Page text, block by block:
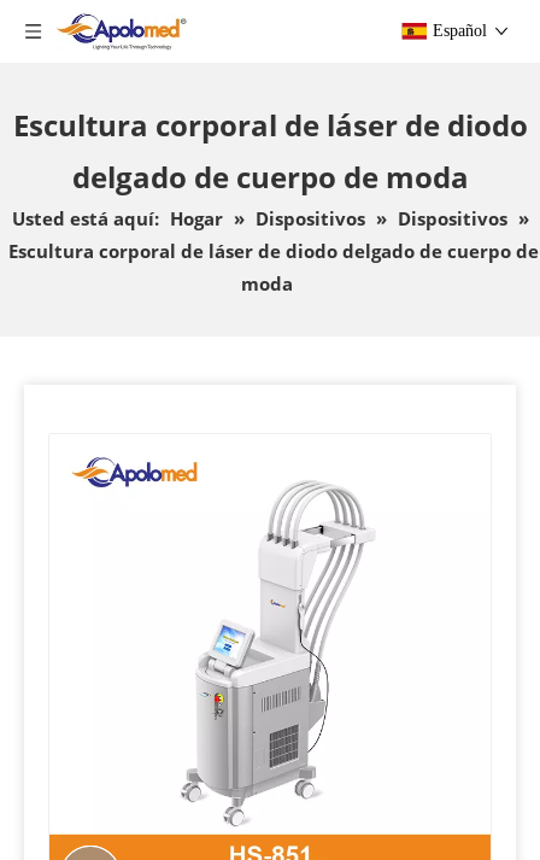
Español
Escultura corporal de láser de diodo
delgado de cuerpo de moda
Usted está aquí: Hogar » Dispositivos » Dispositivos »
Escultura corporal de láser de diodo delgado de cuerpo de
moda